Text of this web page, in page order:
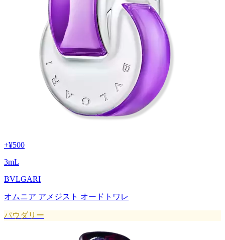
+¥500
3mL
BVLGARI
オムニア アメジスト オードトワレ
パウダリー